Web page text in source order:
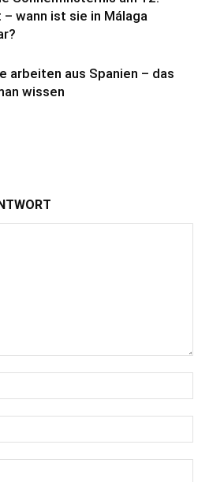
– wann ist sie in Málaga
arbeiten aus Spanien – das
wissen